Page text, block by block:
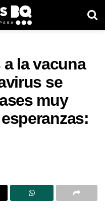
la vacuna
se
muy